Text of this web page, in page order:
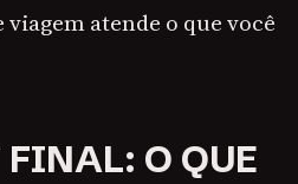
atende o que você
O QUE